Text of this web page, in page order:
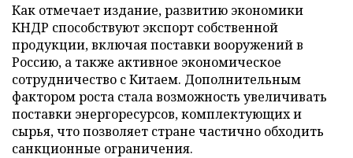
Как отмечает издание, развитию экономики
КНДР способствуют экспорт собственной
продукции, включая поставки вооружений в
Россию, а также активное экономическое
сотрудничество с Китаем. Дополнительным
фактором роста стала возможность увеличивать
поставки энергоресурсов, комплектующих и
сырья, что позволяет стране частично обходить
санкционные ограничения.